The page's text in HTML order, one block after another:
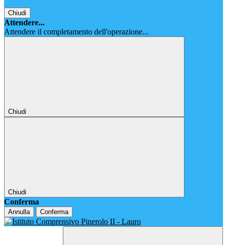
Chiudi
Attendere...
Attendere il completamento dell'operazione...
Chiudi
Chiudi
Conferma
Annulla Conferma